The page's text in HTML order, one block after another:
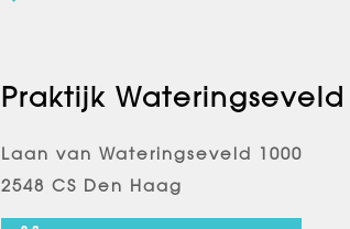
Praktijk Wateringseveld
Laan van Wateringseveld 1000
2548 CS Den Haag